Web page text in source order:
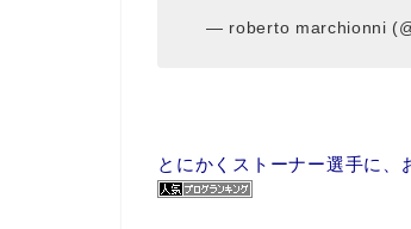
— roberto marchionni
とにかくストーナー選手に、